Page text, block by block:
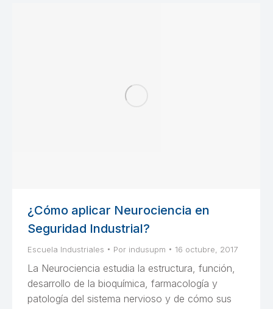
¿Cómo aplicar Neurociencia en
Seguridad Industrial?
Escuela Industriales Por indusupm 16 octubre, 2017
La Neurociencia estudia la estructura, función,
desarrollo de la bioquímica, farmacología y
patología del sistema nervioso y de cómo sus